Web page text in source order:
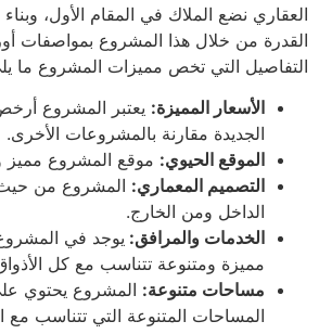
العقاري نضع الملاك في المقام الأول،
القدرة من خلال هذا المشروع بمواصفات
التفاصيل التي تخص مميزات المشروع ما
الأسعار المميزة: يعتبر المشروع
الجديدة مقارنة بالمشروعات الأخرى.
الموقع الحيوي: موقع المشروع مميز
التصميم المعماري: المشروع من
الداخل ومن الخارج.
الخدمات والمرافق: يوجد في
مميزة ومتنوعة تتناسب مع كل
مساحات متنوعة: المشروع يحتوي
المساحات المتنوعة التي تتناسب مع